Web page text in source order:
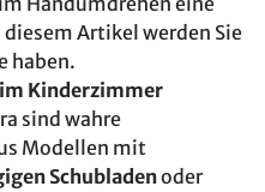
diesem Artikel werden Sie
haben.
Kinderzimmer
sind wahre
Modellen mit
Schubladenoder